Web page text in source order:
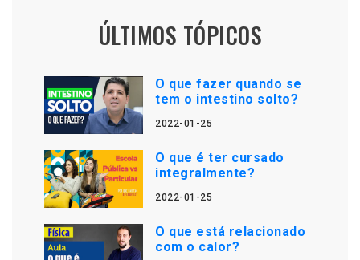
ÚLTIMOS TÓPICOS
O que fazer quando se
tem o intestino solto?
2022-01-25
O que é ter cursado
integralmente?
2022-01-25
O que está relacionado
com o calor?